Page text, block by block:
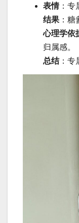
表情：专
结果 ：
心理学依
归属感。
总结：专